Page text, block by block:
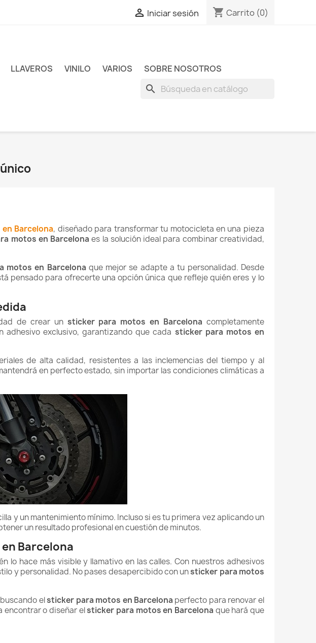
 Iniciar sesión shopping_cart Carrito (0)
LLAVEROS VINILO VARIOS SOBRE NOSOTROS
search
Barcelona, diseñado para transformar tu motocicleta en una pieza
motos en Barcelona es la solución ideal para combinar creatividad,
motos en Barcelona que mejor se adapte a tu personalidad. Desde
pensado para ofrecerte una opción única que refleje quién eres y lo
de crear un sticker para motos en Barcelona completamente
exclusivo, garantizando que cada sticker para motos en
de alta calidad, resistentes a las inclemencias del tiempo y al
en perfecto estado, sin importar las condiciones climáticas a
y un mantenimiento mínimo. Incluso si es tu primera vez aplicando un
un resultado profesional en cuestión de minutos.
Barcelona
lo hace más visible y llamativo en las calles. Con nuestros adhesivos
y personalidad. No pases desapercibido con unsticker para motos
elsticker para motos en Barcelona perfecto para renovar el
encontrar o diseñar elsticker para motos en Barcelona que hará que